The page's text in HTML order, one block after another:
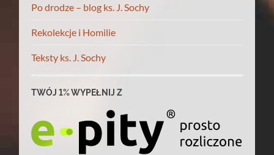
Po drodze – blog ks. J. Sochy
Rekolekcje i Homilie
Teksty ks. J. Sochy
TWÓJ 1% WYPEŁNIJ Z